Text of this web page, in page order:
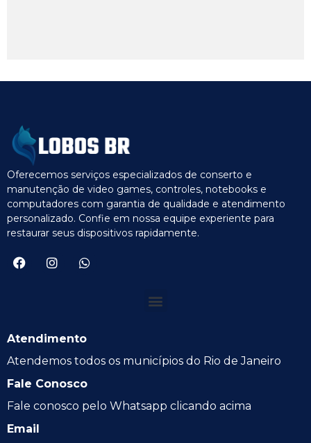
Oferecemos serviços especializados de conserto e
manutenção de video games, controles, notebooks e
computadores com garantia de qualidade e atendimento
personalizado. Confie em nossa equipe experiente para
restaurar seus dispositivos rapidamente.
Atendimento
Atendemos todos os municípios do Rio de Janeiro
Fale Conosco
Fale conosco pelo Whatsapp clicando acima
Email